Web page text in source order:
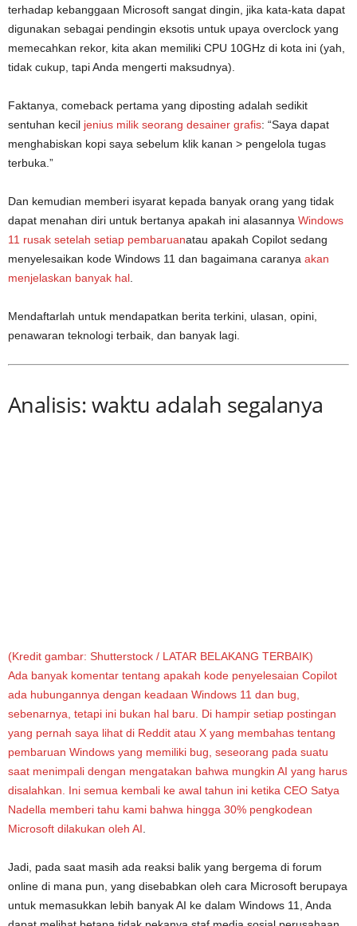
terhadap kebanggaan Microsoft sangat dingin, jika kata-kata dapat
digunakan sebagai pendingin eksotis untuk upaya overclock yang
memecahkan rekor, kita akan memiliki CPU 10GHz di kota ini (yah,
tidak cukup, tapi Anda mengerti maksudnya).
Faktanya, comeback pertama yang diposting adalah sedikit
sentuhan kecil jenius milik seorang desainer grafis: “Saya dapat
menghabiskan kopi saya sebelum klik kanan > pengelola tugas
terbuka.”
Dan kemudian memberi isyarat kepada banyak orang yang tidak
dapat menahan diri untuk bertanya apakah ini alasannya Windows
11 rusak setelah setiap pembaruanatau apakah Copilot sedang
menyelesaikan kode Windows 11 dan bagaimana caranya akan
menjelaskan banyak hal
Mendaftarlah untuk mendapatkan berita terkini, ulasan, opini,
penawaran teknologi terbaik, dan banyak lagi.
Analisis: waktu adalah segalanya
(Kredit gambar: Shutterstock / LATAR BELAKANG TERBAIK)
Ada banyak komentar tentang apakah kode penyelesaian Copilot
ada hubungannya dengan keadaan Windows 11 dan bug,
sebenarnya, tetapi ini bukan hal baru. Di hampir setiap postingan
yang pernah saya lihat di Reddit atau X yang membahas tentang
pembaruan Windows yang memiliki bug, seseorang pada suatu
saat menimpali dengan mengatakan bahwa mungkin AI yang harus
disalahkan. Ini semua kembali ke awal tahun ini ketika CEO Satya
Nadella memberi tahu kami bahwa hingga 30% pengkodean
Microsoft dilakukan oleh AI.
Jadi, pada saat masih ada reaksi balik yang bergema di forum
online di mana pun, yang disebabkan oleh cara Microsoft berupaya
untuk memasukkan lebih banyak AI ke dalam Windows 11, Anda